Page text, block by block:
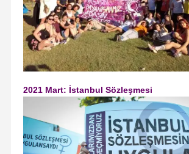
2021 Mart: İstanbul Sözleşmesi